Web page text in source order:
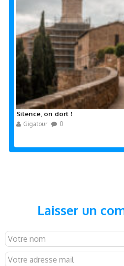
Silence, on dort !
Gigatour 0
Laisser un